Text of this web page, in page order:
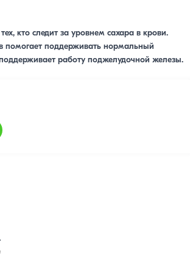
кто следит за уровнем сахара в крови.
помогает поддерживать нормальный
работу поджелудочной железы.